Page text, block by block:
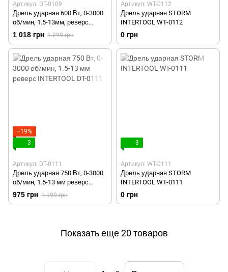
Артикул: DT-0109
Дрель ударная 600 Вт, 0-3000
об/мин, 1.5-13мм, реверс
INTERTOOL DT-0109
1 018 грн 1 299 грн
Артикул: WT-0112
Дрель ударная STORM
INTERTOOL WT-0112
0 грн
−19%
3
Артикул: DT-0111
Дрель ударная 750 Вт, 0-3000
об/мин, 1.5-13 мм реверс
INTERTOOL DT-0111
975 грн 1 199 грн
3
Артикул: WT-0111
Дрель ударная STORM
INTERTOOL WT-0111
0 грн
Показать еще 20 товаров